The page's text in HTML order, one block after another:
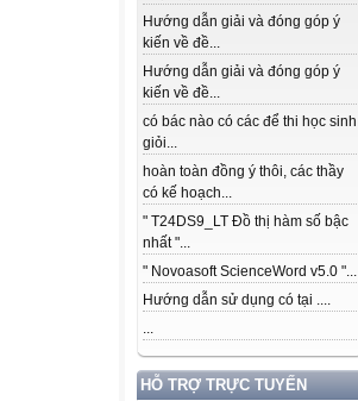
Hướng dẫn giải và đóng góp ý
kiến về đề...
Hướng dẫn giải và đóng góp ý
kiến về đề...
có bác nào có các để thi học sinh
giỏi...
hoàn toàn đồng ý thôi, các thầy
có kế hoạch...
" T24DS9_LT Đồ thị hàm số bậc
nhất "...
" Novoasoft ScienceWord v5.0 "...
Hướng dẫn sử dụng có tại ....
...
HỖ TRỢ TRỰC TUYẾN